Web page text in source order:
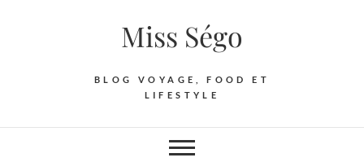
Miss Ségo
BLOG VOYAGE, FOOD ET
LIFESTYLE